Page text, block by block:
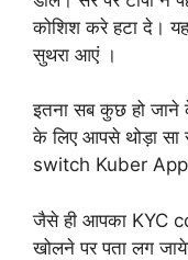
कोशिश करे हटा दे।
सुथरा आएं ।
इतना सब कुछ हो
के लिए आपसे थोड़ा
switch Kuber App
जैसे ही आपका KYC
खोलने पर पता लग